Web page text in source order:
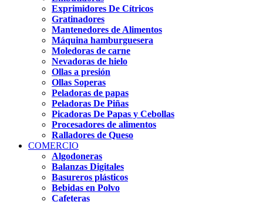
Exprimidores De Cítricos
Gratinadores
Mantenedores de Alimentos
Máquina hamburguesera
Moledoras de carne
Nevadoras de hielo
Ollas a presión
Ollas Soperas
Peladoras de papas
Peladoras De Piñas
Picadoras De Papas y Cebollas
Procesadores de alimentos
Ralladores de Queso
COMERCIO
Algodoneras
Balanzas Digitales
Basureros plásticos
Bebidas en Polvo
Cafeteras